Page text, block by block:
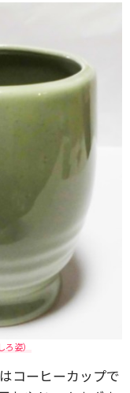
姿）
コーヒーカップで